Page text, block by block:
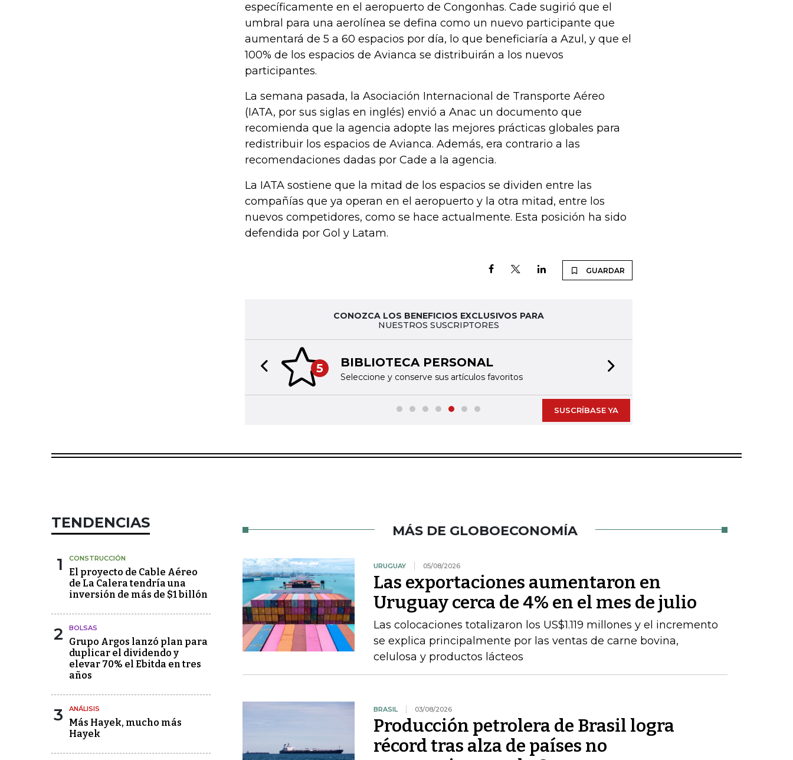
específicamente en el aeropuerto de Congonhas. Cade sugirió que el
umbral para una aerolínea se defina como un nuevo participante que
aumentará de 5 a 60 espacios por día, lo que beneficiaría a Azul, y que el
100% de los espacios de Avianca se distribuirán a los nuevos
participantes.
La semana pasada, la Asociación Internacional de Transporte Aéreo
(IATA, por sus siglas en inglés) envió a Anac un documento que
recomienda que la agencia adopte las mejores prácticas globales para
redistribuir los espacios de Avianca. Además, era contrario a las
recomendaciones dadas por Cade a la agencia.
La IATA sostiene que la mitad de los espacios se dividen entre las
compañías que ya operan en el aeropuerto y la otra mitad, entre los
nuevos competidores, como se hace actualmente. Esta posición ha sido
defendida por Gol y Latam.
GUARDAR
CONOZCA LOS BENEFICIOS EXCLUSIVOS PARA
NUESTROS SUSCRIPTORES
5 BIBLIOTECA PERSONAL
Seleccione y conserve sus artículos favoritos
Previous slide
SUSCRÍBASE YA
TENDENCIAS
1 CONSTRUCCIÓN
El proyecto de Cable Aéreo
de La Calera tendría una
inversión de más de $1 billón
2 BOLSAS
Grupo Argos lanzó plan para
duplicar el dividendo y
elevar 70% el Ebitda en tres
años
3 ANÁLISIS
Más Hayek, mucho más
Hayek
MÁS DE GLOBOECONOMÍA
URUGUAY 05/08/2026
Las exportaciones aumentaron en
Uruguay cerca de 4% en el mes de julio
Las colocaciones totalizaron los US$1.119 millones y el incremento
se explica principalmente por las ventas de carne bovina,
celulosa y productos lácteos
BRASIL 03/08/2026
Producción petrolera de Brasil logra
récord tras alza de países no